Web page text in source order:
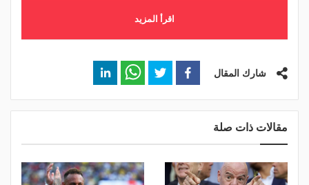
اقرأ المزيد
شارك المقال
مقالات ذات صلة